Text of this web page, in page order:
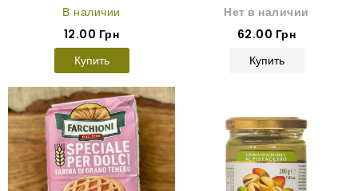
В наличии
12.00 Грн
Купить
Нет в наличии
62.00 Грн
Купить